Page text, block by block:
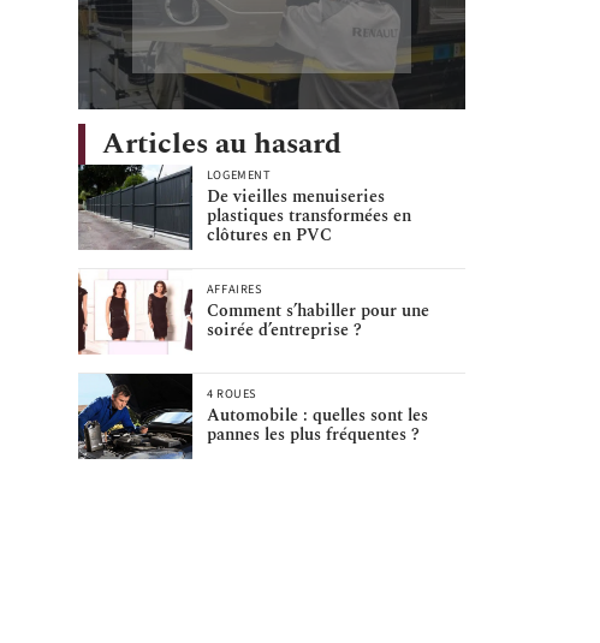
Articles au hasard
LOGEMENT
De vieilles menuiseries
plastiques transformées en
clôtures en PVC
AFFAIRES
Comment s’habiller pour une
soirée d’entreprise ?
4 ROUES
Automobile : quelles sont les
pannes les plus fréquentes ?